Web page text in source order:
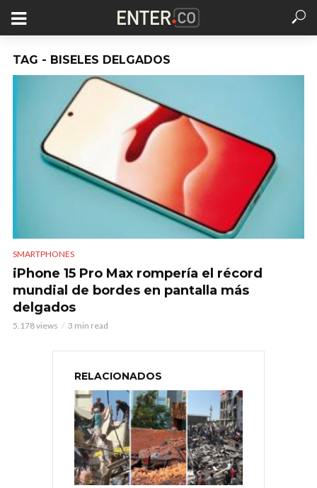
TAG - BISELES DELGADOS
SMARTPHONES
iPhone 15 Pro Max rompería el récord
mundial de bordes en pantalla más
delgados
5.178 views 3 min read
RELACIONADOS